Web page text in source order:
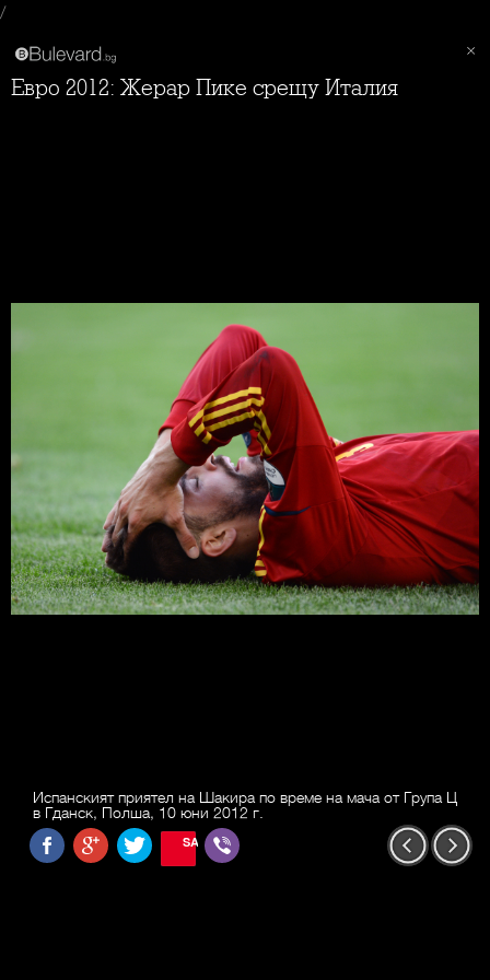
/
Евро 2012: Жерар Пике срещу Италия
Испанският приятел на Шакира по време на мача от Група Ц
в Гданск, Полша, 10 юни 2012 г.
SAVE